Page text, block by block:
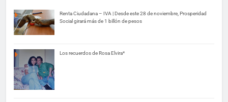
Renta Ciudadana – IVA | Desde este 28 de noviembre, Prosperidad
Social girará más de 1 billón de pesos
Los recuerdos de Rosa Elvira*